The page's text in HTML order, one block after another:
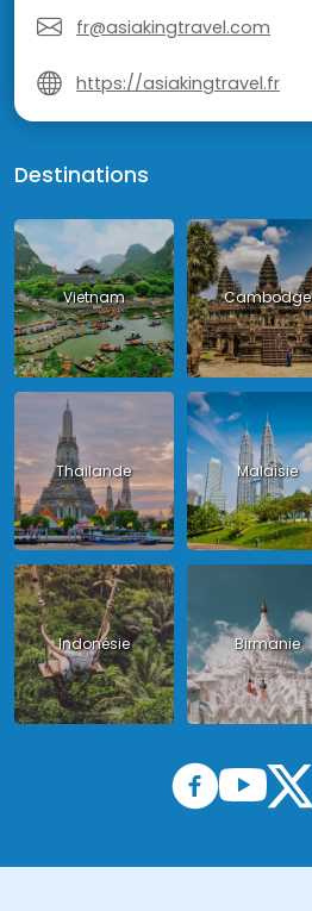
fr@asiakingtravel.com
https://asiakingtravel.fr
Destinations
Vietnam Cambodge
Thailande Malaisie
Indonésie Birmanie